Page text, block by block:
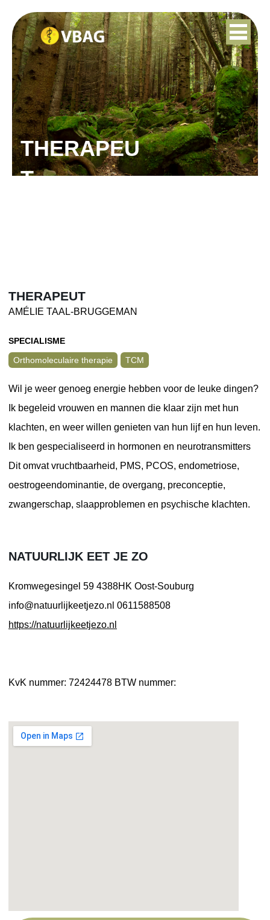
THERAPEU
T
THERAPEUT
AMÉLIE TAAL-BRUGGEMAN
SPECIALISME
Orthomoleculaire therapie
TCM
Wil je weer genoeg energie hebben voor de leuke dingen?
Ik begeleid vrouwen en mannen die klaar zijn met hun
klachten, en weer willen genieten van hun lijf en hun leven.
Ik ben gespecialiseerd in hormonen en neurotransmitters
Dit omvat vruchtbaarheid, PMS, PCOS, endometriose,
oestrogeendominantie, de overgang, preconceptie,
zwangerschap, slaapproblemen en psychische klachten.
NATUURLIJK EET JE ZO
Kromwegesingel 59 4388HK Oost-Souburg
info@natuurlijkeetjezo.nl 0611588508
https://natuurlijkeetjezo.nl
KvK nummer: 72424478 BTW nummer: